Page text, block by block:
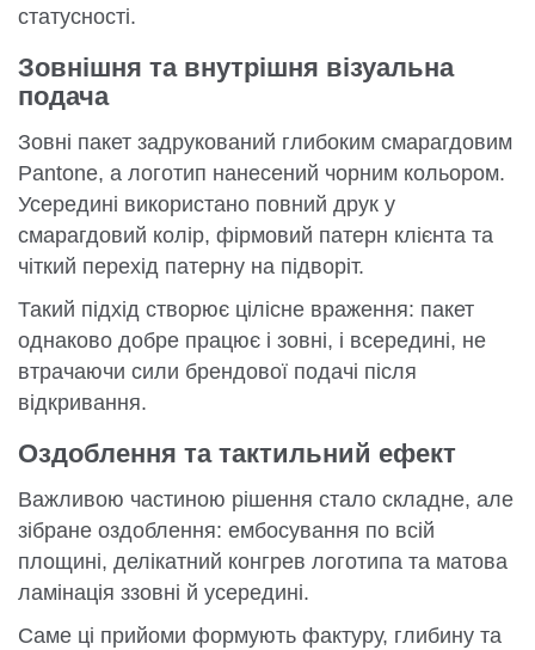
статусності.
Зовнішня та внутрішня візуальна
подача
Зовні пакет задрукований глибоким смарагдовим
Pantone, а логотип нанесений чорним кольором.
Усередині використано повний друк у
смарагдовий колір, фірмовий патерн клієнта та
чіткий перехід патерну на підворіт.
Такий підхід створює цілісне враження: пакет
однаково добре працює і зовні, і всередині, не
втрачаючи сили брендової подачі після
відкривання.
Оздоблення та тактильний ефект
Важливою частиною рішення стало складне, але
зібране оздоблення: ембосування по всій
площині, делікатний конгрев логотипа та матова
ламінація ззовні й усередині.
Саме ці прийоми формують фактуру, глибину та